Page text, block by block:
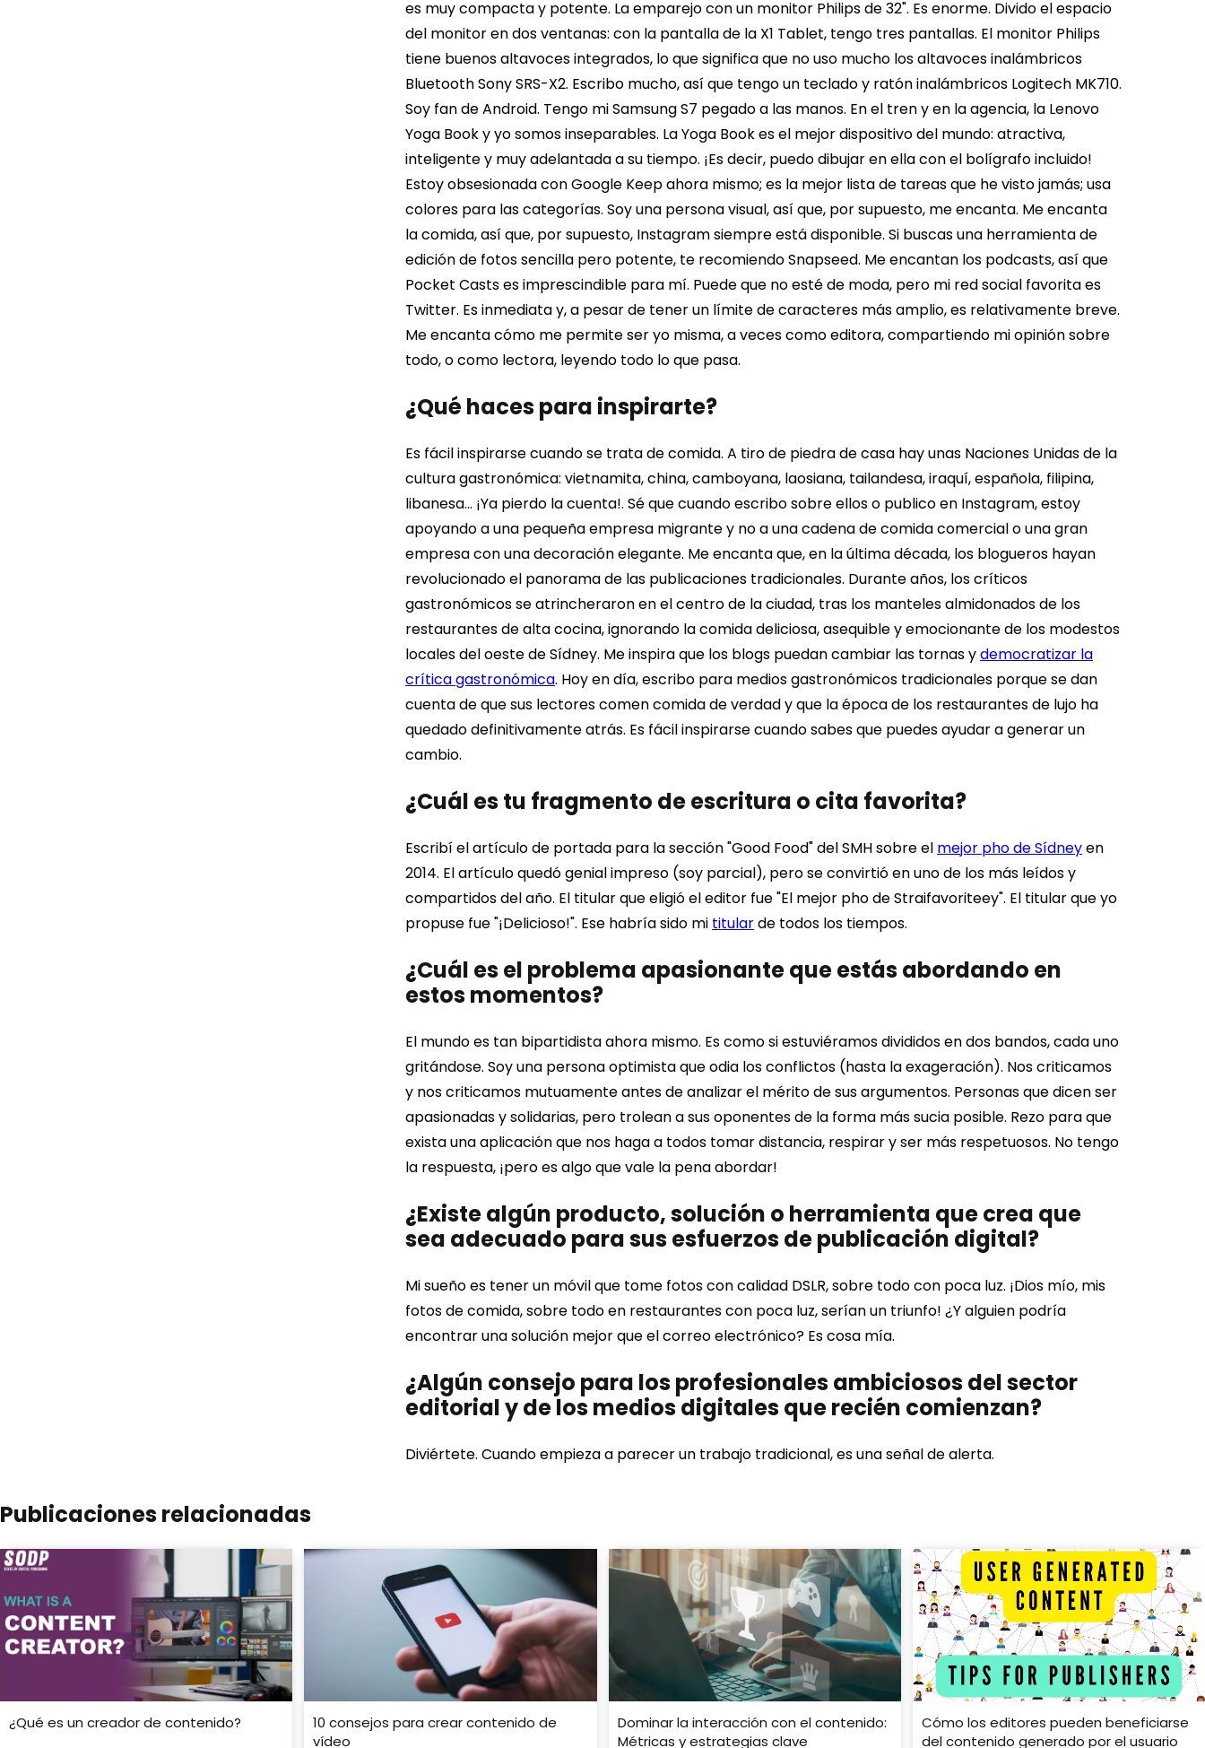
es muy compacta y potente. La emparejo con un monitor Philips de 32". Es enorme. Divido el espacio
del monitor en dos ventanas: con la pantalla de la X1 Tablet, tengo tres pantallas. El monitor Philips
tiene buenos altavoces integrados, lo que significa que no uso mucho los altavoces inalámbricos
Bluetooth Sony SRS-X2. Escribo mucho, así que tengo un teclado y ratón inalámbricos Logitech MK710.
Soy fan de Android. Tengo mi Samsung S7 pegado a las manos. En el tren y en la agencia, la Lenovo
Yoga Book y yo somos inseparables. La Yoga Book es el mejor dispositivo del mundo: atractiva,
inteligente y muy adelantada a su tiempo. ¡Es decir, puedo dibujar en ella con el bolígrafo incluido!
Estoy obsesionada con Google Keep ahora mismo; es la mejor lista de tareas que he visto jamás; usa
colores para las categorías. Soy una persona visual, así que, por supuesto, me encanta. Me encanta
la comida, así que, por supuesto, Instagram siempre está disponible. Si buscas una herramienta de
edición de fotos sencilla pero potente, te recomiendo Snapseed. Me encantan los podcasts, así que
Pocket Casts es imprescindible para mí. Puede que no esté de moda, pero mi red social favorita es
Twitter. Es inmediata y, a pesar de tener un límite de caracteres más amplio, es relativamente breve.
Me encanta cómo me permite ser yo misma, a veces como editora, compartiendo mi opinión sobre
todo, o como lectora, leyendo todo lo que pasa.
¿Qué haces para inspirarte?
Es fácil inspirarse cuando se trata de comida. A tiro de piedra de casa hay unas Naciones Unidas de la
cultura gastronómica: vietnamita, china, camboyana, laosiana, tailandesa, iraquí, española, filipina,
libanesa… ¡Ya pierdo la cuenta!. Sé que cuando escribo sobre ellos o publico en Instagram, estoy
apoyando a una pequeña empresa migrante y no a una cadena de comida comercial o una gran
empresa con una decoración elegante. Me encanta que, en la última década, los blogueros hayan
revolucionado el panorama de las publicaciones tradicionales. Durante años, los críticos
gastronómicos se atrincheraron en el centro de la ciudad, tras los manteles almidonados de los
restaurantes de alta cocina, ignorando la comida deliciosa, asequible y emocionante de los modestos
locales del oeste de Sídney. Me inspira que los blogs puedan cambiar las tornas ydemocratizar la
crítica gastronómica. Hoy en día, escribo para medios gastronómicos tradicionales porque se dan
cuenta de que sus lectores comen comida de verdad y que la época de los restaurantes de lujo ha
quedado definitivamente atrás. Es fácil inspirarse cuando sabes que puedes ayudar a generar un
cambio.
¿Cuál es tu fragmento de escritura o cita favorita?
Escribí el artículo de portada para la sección "Good Food" del SMH sobre el mejor pho de Sídneyen
2014. El artículo quedó genial impreso (soy parcial), pero se convirtió en uno de los más leídos y
compartidos del año. El titular que eligió el editor fue "El mejor pho de Straifavoriteey". El titular que yo
propuse fue "¡Delicioso!". Ese habría sido mi titularde todos los tiempos.
¿Cuál es el problema apasionante que estás abordando en
estos momentos?
El mundo es tan bipartidista ahora mismo. Es como si estuviéramos divididos en dos bandos, cada uno
gritándose. Soy una persona optimista que odia los conflictos (hasta la exageración). Nos criticamos
y nos criticamos mutuamente antes de analizar el mérito de sus argumentos. Personas que dicen ser
apasionadas y solidarias, pero trolean a sus oponentes de la forma más sucia posible. Rezo para que
exista una aplicación que nos haga a todos tomar distancia, respirar y ser más respetuosos. No tengo
la respuesta, ¡pero es algo que vale la pena abordar!
¿Existe algún producto, solución o herramienta que crea que
sea adecuado para sus esfuerzos de publicación digital?
Mi sueño es tener un móvil que tome fotos con calidad DSLR, sobre todo con poca luz. ¡Dios mío, mis
fotos de comida, sobre todo en restaurantes con poca luz, serían un triunfo! ¿Y alguien podría
encontrar una solución mejor que el correo electrónico? Es cosa mía.
¿Algún consejo para los profesionales ambiciosos del sector
editorial y de los medios digitales que recién comienzan?
Diviértete. Cuando empieza a parecer un trabajo tradicional, es una señal de alerta.
Publicaciones relacionadas
¿Qué es un creador de contenido?
10 consejos para crear contenido de
vídeo
Dominar la interacción con el contenido:
Métricas y estrategias clave
Cómo los editores pueden beneficiarse
del contenido generado por el usuario